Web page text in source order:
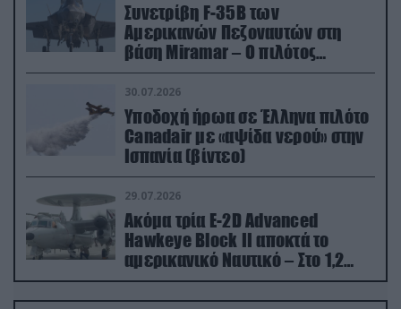
Συνετρίβη F-35B των
Αμερικανών Πεζοναυτών στη
βάση Miramar – Ο πιλότος
εκτινάχθηκε εγκαίρως
30.07.2026
Υποδοχή ήρωα σε Έλληνα πιλότο
Canadair με «αψίδα νερού» στην
Ισπανία (βίντεο)
29.07.2026
Ακόμα τρία E-2D Advanced
Hawkeye Block II αποκτά το
αμερικανικό Ναυτικό – Στο 1,2
δισ.δολάρια το κόστος